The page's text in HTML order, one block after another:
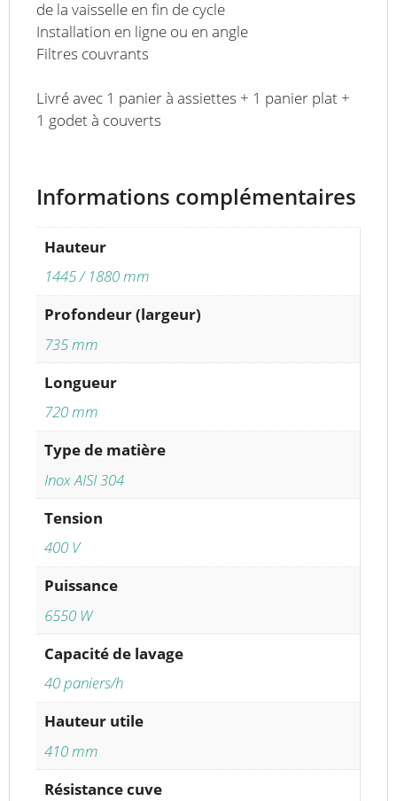
de la vaisselle en fin de cycle
Installation en ligne ou en angle
Filtres couvrants
Livré avec 1 panier à assiettes + 1 panier plat +
1 godet à couverts
Informations complémentaires
Hauteur
1445 / 1880 mm
Profondeur (largeur)
735 mm
Longueur
720 mm
Type de matière
Inox AISI 304
Tension
400 V
Puissance
6550 W
Capacité de lavage
40 paniers/h
Hauteur utile
410 mm
Résistance cuve